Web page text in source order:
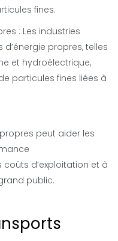
fines.
: Les industries
propres, telles
et hydroélectrique,
particules fines liées à
peut aider les
d’exploitation et à
public.